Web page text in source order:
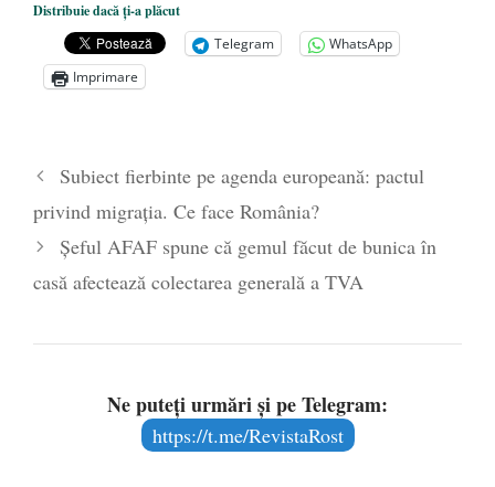
Distribuie dacă ți-a plăcut
Telegram
WhatsApp
Imprimare
Subiect fierbinte pe agenda europeană: pactul
privind migrația. Ce face România?
Șeful AFAF spune că gemul făcut de bunica în
casă afectează colectarea generală a TVA
Ne puteți urmări și pe Telegram:
https://t.me/RevistaRost